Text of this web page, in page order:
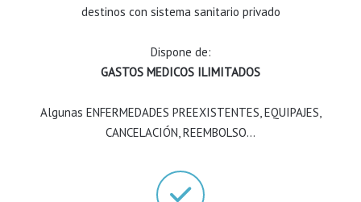
destinos con sistema sanitario privado
Dispone de:
GASTOS MEDICOS ILIMITADOS
Algunas ENFERMEDADES PREEXISTENTES, EQUIPAJES,
CANCELACIÓN, REEMBOLSO…